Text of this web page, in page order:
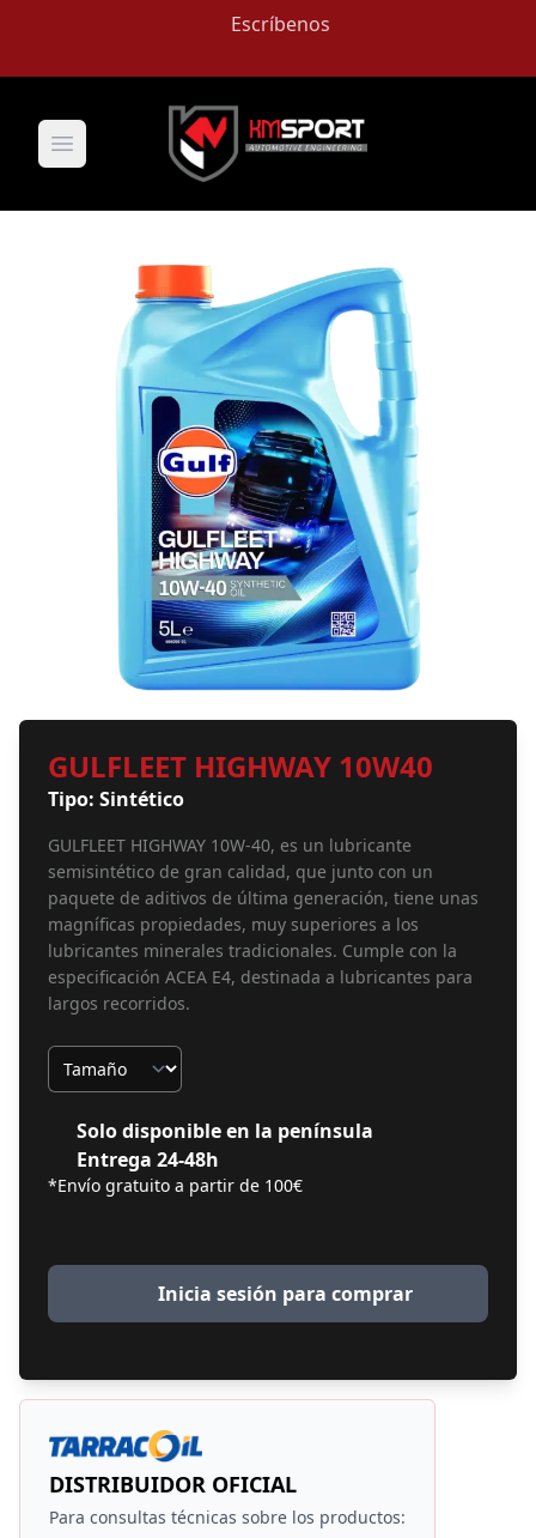
Escríbenos
Open main menu
GULFLEET HIGHWAY 10W40
Tipo: Sintético
GULFLEET HIGHWAY 10W-40, es un lubricante
semisintético de gran calidad, que junto con un
paquete de aditivos de última generación, tiene unas
magníficas propiedades, muy superiores a los
lubricantes minerales tradicionales. Cumple con la
especificación ACEA E4, destinada a lubricantes para
largos recorridos.
Tamaño
Solo disponible en la península
Entrega 24-48h
*Envío gratuito a partir de 100€
Inicia sesión para comprar
DISTRIBUIDOR OFICIAL
Para consultas técnicas sobre los productos: